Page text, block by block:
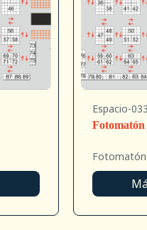
Espacio-033
Fotomatón
Fotomatón